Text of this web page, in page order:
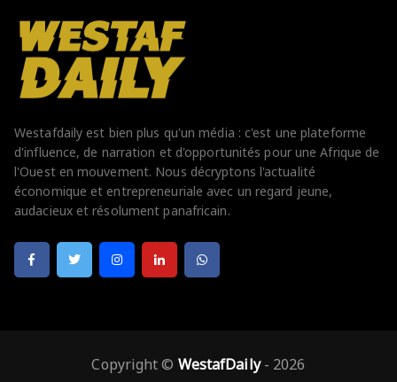
Westafdaily est bien plus qu'un média : c'est une plateforme
d'influence, de narration et d'opportunités pour une Afrique de
l'Ouest en mouvement. Nous décryptons l'actualité
économique et entrepreneuriale avec un regard jeune,
audacieux et résolument panafricain.
Copyright © WestafDaily- 2026